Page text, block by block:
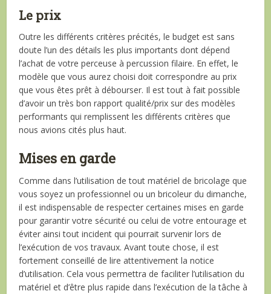
Le prix
Outre les différents critères précités, le budget est sans
doute l’un des détails les plus importants dont dépend
l’achat de votre perceuse à percussion filaire. En effet, le
modèle que vous aurez choisi doit correspondre au prix
que vous êtes prêt à débourser. Il est tout à fait possible
d’avoir un très bon rapport qualité/prix sur des modèles
performants qui remplissent les différents critères que
nous avions cités plus haut.
Mises en garde
Comme dans l’utilisation de tout matériel de bricolage que
vous soyez un professionnel ou un bricoleur du dimanche,
il est indispensable de respecter certaines mises en garde
pour garantir votre sécurité ou celui de votre entourage et
éviter ainsi tout incident qui pourrait survenir lors de
l’exécution de vos travaux. Avant toute chose, il est
fortement conseillé de lire attentivement la notice
d’utilisation. Cela vous permettra de faciliter l’utilisation du
matériel et d’être plus rapide dans l’exécution de la tâche à